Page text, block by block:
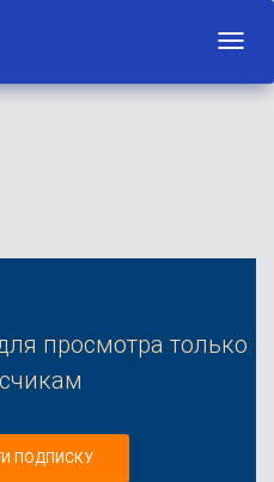
просмотра только
ПОДПИСКУ